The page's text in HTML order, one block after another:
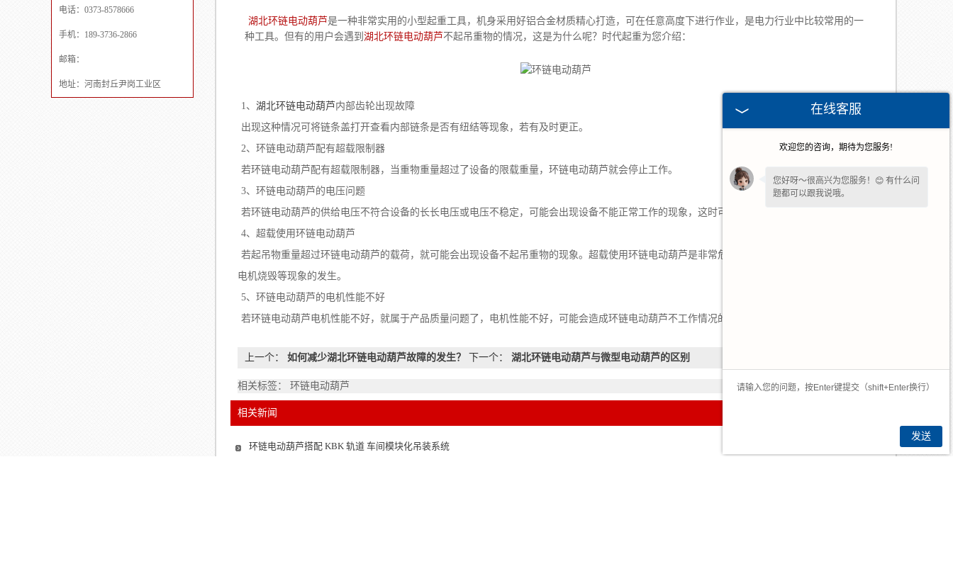
电话：0373-8578666
手机：189-3736-2866
邮箱：
地址：河南封丘尹岗工业区
湖北环链电动葫芦是一种非常实用的小型起重工具，机身采用好铝合金材质精心打造，可在任意高度下进行作业，是电力行业中比较常用的一
种工具。但有的用户会遇到 湖北环链电动葫芦不起吊重物的情况，这是为什么呢？时代起重为您介绍：
1、 湖北环链电动葫芦内部齿轮出现故障
出现这种情况可将链条盖打开查看内部链条是否有纽结等现象，若有及时更正。
2、环链电动葫芦配有超载限制器
若环链电动葫芦配有超载限制器，当重物重量超过了设备的限载重量，环链电动葫芦就会停止工作。
3、环链电动葫芦的电压问题
若环链电动葫芦的供给电压不符合设备的长长电压或电压不稳定，可能会出现设备不能正常工作的现象，这时可稍停工作或使用稳压器即可。
4、超载使用环链电动葫芦
若起吊物重量超过环链电动葫芦的载荷，就可能会出现设备不起吊重物的现象。超载使用环链电动葫芦是非常危险的，很容易造成重物脱落，或
电机烧毁等现象的发生。
5、环链电动葫芦的电机性能不好
若环链电动葫芦电机性能不好，就属于产品质量问题了，电机性能不好，可能会造成环链电动葫芦不工作情况的出现。
上一个： 如何减少湖北环链电动葫芦故障的发生？ 下一个： 湖北环链电动葫芦与微型电动葫芦的区别
相关标签： 环链电动葫芦
相关新闻
环链电动葫芦搭配 KBK 轨道 车间模块化吊装系统
在线客服
欢迎您的咨询，期待为您服务!
您好呀～很高兴为您服务！😊 有什么问
题都可以跟我说哦。
发送